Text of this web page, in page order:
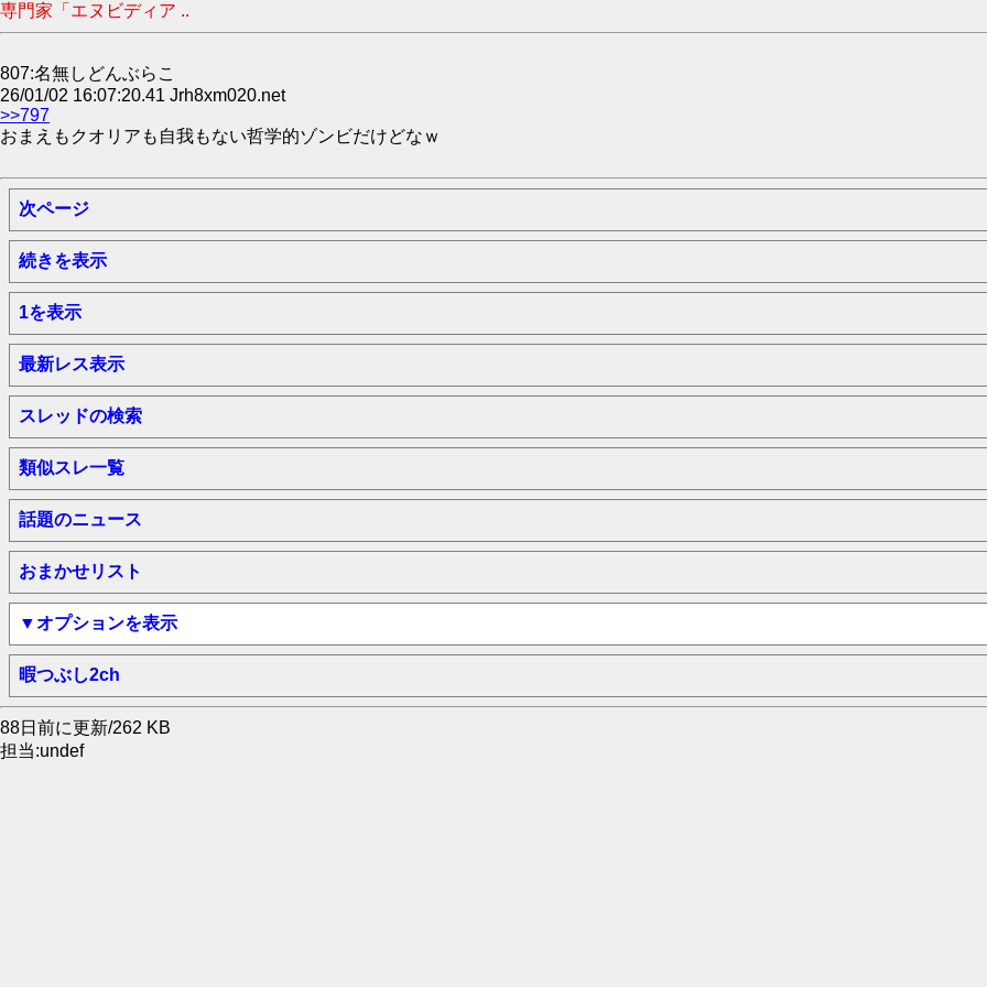
専門家「エヌビディア ..
807:名無しどんぶらこ
26/01/02 16:07:20.41 Jrh8xm020.net
>>797
おまえもクオリアも自我もない哲学的ゾンビだけどなｗ
次ページ
続きを表示
1を表示
最新レス表示
スレッドの検索
類似スレ一覧
話題のニュース
おまかせリスト
▼オプションを表示
暇つぶし2ch
88日前に更新/262 KB
担当:undef